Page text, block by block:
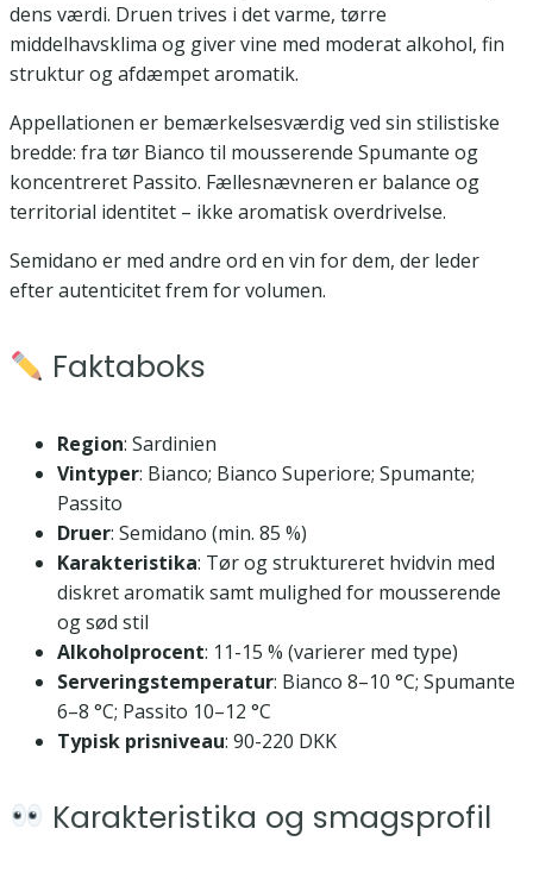
dens værdi. Druen trives i det varme, tørre
middelhavsklima og giver vine med moderat alkohol, fin
struktur og afdæmpet aromatik.
Appellationen er bemærkelsesværdig ved sin stilistiske
bredde: fra tør Bianco til mousserende Spumante og
koncentreret Passito. Fællesnævneren er balance og
territorial identitet – ikke aromatisk overdrivelse.
Semidano er med andre ord en vin for dem, der leder
efter autenticitet frem for volumen.
Faktaboks
Region: Sardinien
Vintyper: Bianco; Bianco Superiore; Spumante;
Passito
Druer: Semidano (min. 85 %)
Karakteristika: Tør og struktureret hvidvin med
diskret aromatik samt mulighed for mousserende
og sød stil
Alkoholprocent: 11-15 % (varierer med type)
Serveringstemperatur: Bianco 8–10 °C; Spumante
6–8 °C; Passito 10–12 °C
Typisk prisniveau: 90-220 DKK
Karakteristika og smagsprofil